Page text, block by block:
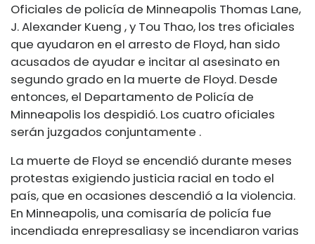
Oficiales de policía de Minneapolis Thomas Lane,
J. Alexander Kueng , y Tou Thao, los tres oficiales
que ayudaron en el arresto de Floyd, han sido
acusados ​​de ayudar e incitar al asesinato en
segundo grado en la muerte de Floyd. Desde
entonces, el Departamento de Policía de
Minneapolis los despidió. Los cuatro oficiales
serán juzgados conjuntamente .
La muerte de Floyd se encendió durante meses
protestas exigiendo justicia racial en todo el
país, que en ocasiones descendió a la violencia.
En Minneapolis, una comisaría de policía fue
incendiada enrepresaliasy se incendiaron varias